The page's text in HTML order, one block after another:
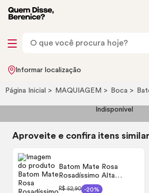
Informar localização
Página Inicial MAQUIAGEM Boca
Indisponível
Aproveite e confira itens
Batom Mate Rosa
Rosadíssimo Alta
Pigmentação 3,8g
R$ 52,90 -20%